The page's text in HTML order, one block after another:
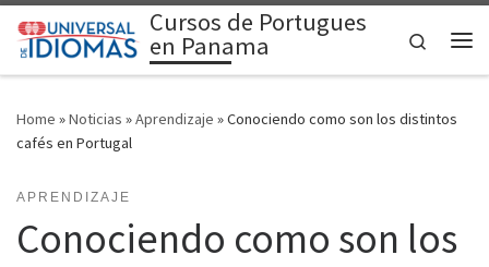
Skip to content Cursos de Portugues
en Panama
Search
Home »Noticias »Aprendizaje »Conociendo como son los distintos
cafés en Portugal
APRENDIZAJE
Conociendo como son los